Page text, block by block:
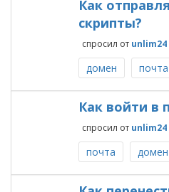
Как
скрипты?
спросил от unlim24
домен почта
Как войти в
спросил от unlim24
почта домен